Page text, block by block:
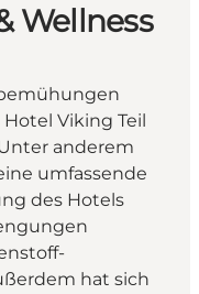
Wellness
Viking Teil
anderem
umfassende
des Hotels
hat sich